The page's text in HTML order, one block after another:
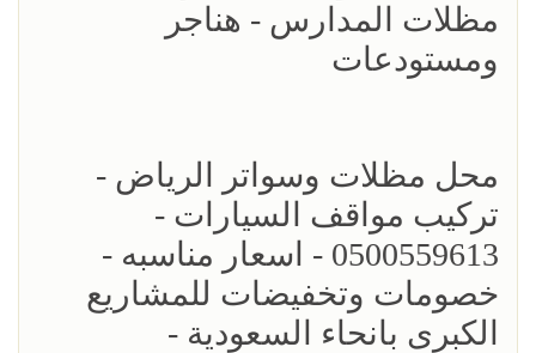
مظلات المدارس - هناجر
ومستودعات
محل مظلات وسواتر الرياض -
تركيب مواقف السيارات -
0500559613 - اسعار مناسبه -
خصومات وتخفيضات للمشاريع
الكبرى بانحاء السعودية -